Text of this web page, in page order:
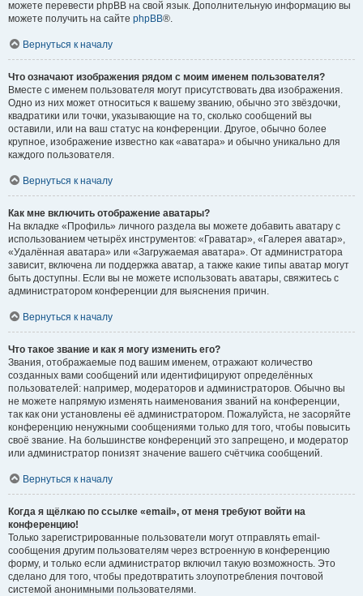
можете перевести phpBB на свой язык. Дополнительную информацию вы
можете получить на сайте phpBB®.
Вернуться к началу
Что означают изображения рядом с моим именем пользователя?
Вместе с именем пользователя могут присутствовать два изображения.
Одно из них может относиться к вашему званию, обычно это звёздочки,
квадратики или точки, указывающие на то, сколько сообщений вы
оставили, или на ваш статус на конференции. Другое, обычно более
крупное, изображение известно как «аватара» и обычно уникально для
каждого пользователя.
Вернуться к началу
Как мне включить отображение аватары?
На вкладке «Профиль» личного раздела вы можете добавить аватару с
использованием четырёх инструментов: «Граватар», «Галерея аватар»,
«Удалённая аватара» или «Загружаемая аватара». От администратора
зависит, включена ли поддержка аватар, а также какие типы аватар могут
быть доступны. Если вы не можете использовать аватары, свяжитесь с
администратором конференции для выяснения причин.
Вернуться к началу
Что такое звание и как я могу изменить его?
Звания, отображаемые под вашим именем, отражают количество
созданных вами сообщений или идентифицируют определённых
пользователей: например, модераторов и администраторов. Обычно вы
не можете напрямую изменять наименования званий на конференции,
так как они установлены её администратором. Пожалуйста, не засоряйте
конференцию ненужными сообщениями только для того, чтобы повысить
своё звание. На большинстве конференций это запрещено, и модератор
или администратор понизят значение вашего счётчика сообщений.
Вернуться к началу
Когда я щёлкаю по ссылке «email», от меня требуют войти на
конференцию!
Только зарегистрированные пользователи могут отправлять email-
сообщения другим пользователям через встроенную в конференцию
форму, и только если администратор включил такую возможность. Это
сделано для того, чтобы предотвратить злоупотребления почтовой
системой анонимными пользователями.